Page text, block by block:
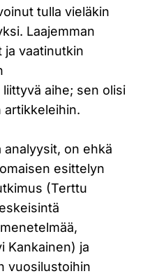
tulla vieläkin
Laajemman
ja vaatinutkin
aihe; sen olisi
artikkeleihin.
analyysit, on ehkä
esittelyn
(Terttu
Kankainen) ja
vuosilustoihin